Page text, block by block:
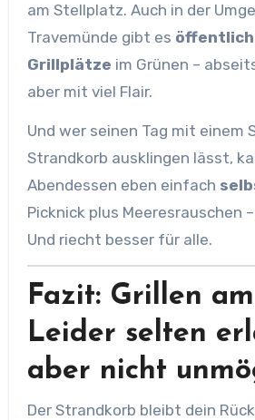
am Stellplatz. Auch in der
Travemünde gibt es öffentlich
Grillplätze im Grünen –
aber mit viel Flair.
Und wer seinen Tag mit einem
Strandkorb ausklingen lässt,
Abendessen eben einfach
Picknick plus Meeresrauschen
Und riecht besser für alle.
Fazit: Grillen
Leider selten
aber nicht
Der Strandkorb bleibt dein